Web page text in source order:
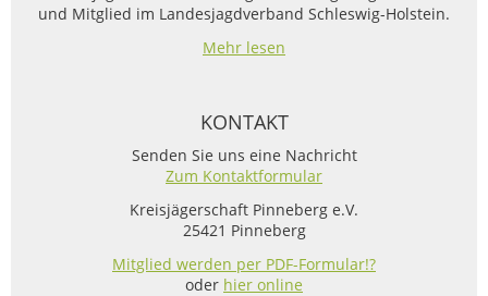
und Mitglied im Landesjagdverband Schleswig-Holstein.
Mehr lesen
KONTAKT
Senden Sie uns eine Nachricht
Zum Kontaktformular
Kreisjägerschaft Pinneberg e.V.
25421 Pinneberg
Mitglied werden per PDF-Formular!?
oder hier online